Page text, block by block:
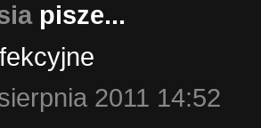
pisze...
2011 14:52